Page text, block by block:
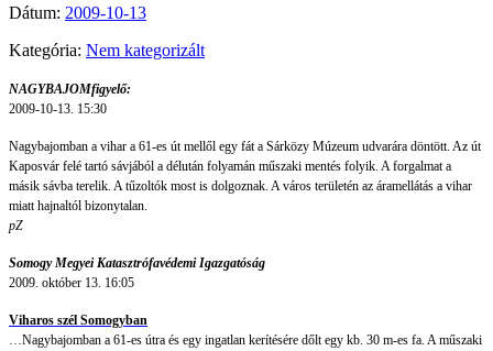
Dátum: 2009-10-13
Kategória: Nem kategorizált
NAGYBAJOMfigyelő:
2009-10-13. 15:30
Nagybajomban a vihar a 61-es út mellől egy fát a Sárközy Múzeum udvarára döntött. Az út
Kaposvár felé tartó sávjából a délután folyamán műszaki mentés folyik. A forgalmat a
másik sávba terelik. A tűzoltók most is dolgoznak. A város területén az áramellátás a vihar
miatt hajnaltól bizonytalan.
pZ
Somogy Megyei Katasztrófavédemi Igazgatóság
2009. október 13. 16:05
Viharos szél Somogyban
…Nagybajomban a 61-es útra és egy ingatlan kerítésére dőlt egy kb. 30 m-es fa. A műszaki